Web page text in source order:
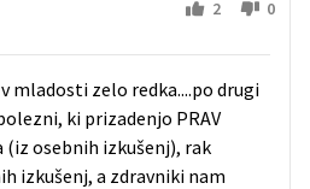
2 0
mladosti zelo redka....po drugi
ki prizadenjo PRAV
osebnih izkušenj), rak
izkušenj, a zdravniki nam